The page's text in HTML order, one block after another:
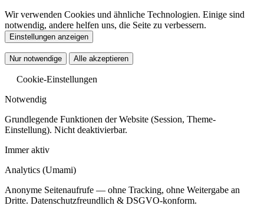
Wir verwenden Cookies und ähnliche Technologien. Einige sind
notwendig, andere helfen uns, die Seite zu verbessern.
Einstellungen anzeigen
Nur notwendige Alle akzeptieren
Cookie-Einstellungen
Notwendig
Grundlegende Funktionen der Website (Session, Theme-
Einstellung). Nicht deaktivierbar.
Immer aktiv
Analytics (Umami)
Anonyme Seitenaufrufe — ohne Tracking, ohne Weitergabe an
Dritte. Datenschutzfreundlich & DSGVO-konform.